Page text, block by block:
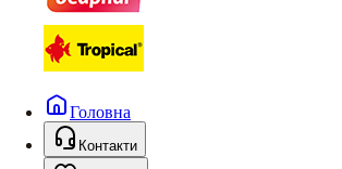
Головна
Контакти